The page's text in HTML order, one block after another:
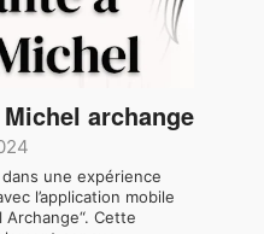
archange
une expérience
l’application mobile
Archange“. Cette